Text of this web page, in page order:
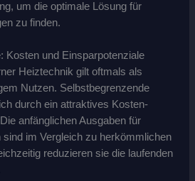
um die optimale Lösung für
zu finden.
Kosten und Einsparpotenziale
Heiztechnik gilt oftmals als
Nutzen. Selbstbegrenzende
durch ein attraktives Kosten-
anfänglichen Ausgaben für
sind im Vergleich zu herkömmlichen
reduzieren sie die laufenden